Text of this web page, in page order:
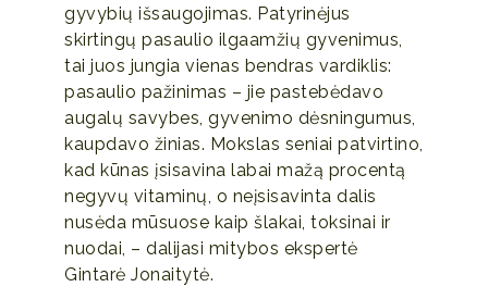
gyvybių išsaugojimas. Patyrinėjus
skirtingų pasaulio ilgaamžių gyvenimus,
tai juos jungia vienas bendras vardiklis:
pasaulio pažinimas – jie pastebėdavo
augalų savybes, gyvenimo dėsningumus,
kaupdavo žinias. Mokslas seniai patvirtino,
kad kūnas įsisavina labai mažą procentą
negyvų vitaminų, o neįsisavinta dalis
nusėda mūsuose kaip šlakai, toksinai ir
nuodai, – dalijasi mitybos ekspertė
Gintarė Jonaitytė.